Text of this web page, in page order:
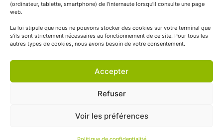
(ordinateur, tablette, smartphone) de l’internaute lorsqu’il consulte une page
web.
La loi stipule que nous ne pouvons stocker des cookies sur votre terminal que
s’ils sont strictement nécessaires au fonctionnement de ce site. Pour tous les
autres types de cookies, nous avons besoin de votre consentement.
Accepter
Refuser
Voir les préférences
Parc national des Pyrénées
© APNP Copyright Tous droits réservés © 1970 - 2023 | Une